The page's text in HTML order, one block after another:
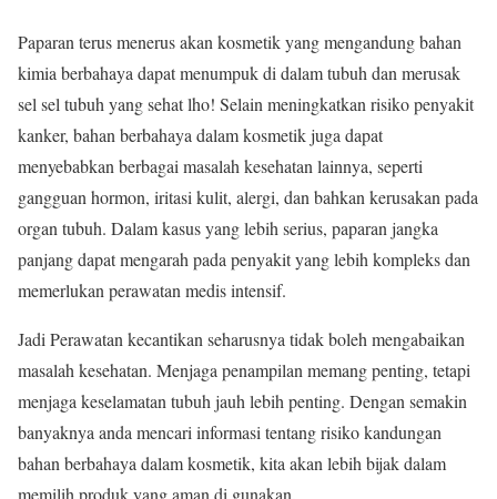
Paparan terus menerus akan kosmetik yang mengandung bahan
kimia berbahaya dapat menumpuk di dalam tubuh dan merusak
sel sel tubuh yang sehat lho! Selain meningkatkan risiko penyakit
kanker, bahan berbahaya dalam kosmetik juga dapat
menyebabkan berbagai masalah kesehatan lainnya, seperti
gangguan hormon, iritasi kulit, alergi, dan bahkan kerusakan pada
organ tubuh. Dalam kasus yang lebih serius, paparan jangka
panjang dapat mengarah pada penyakit yang lebih kompleks dan
memerlukan perawatan medis intensif.
Jadi Perawatan kecantikan seharusnya tidak boleh mengabaikan
masalah kesehatan. Menjaga penampilan memang penting, tetapi
menjaga keselamatan tubuh jauh lebih penting. Dengan semakin
banyaknya anda mencari informasi tentang risiko kandungan
bahan berbahaya dalam kosmetik, kita akan lebih bijak dalam
memilih produk yang aman di gunakan.